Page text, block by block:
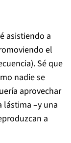
asistiendo a
el
Sé que
nadie se
aprovechar
lástima –y una
a